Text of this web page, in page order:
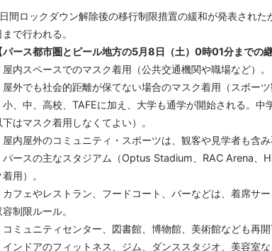
間ロックダウン解除後の移行制限措置の緩和が発表され
まで行われる。
パース都市圏とピール地方の5月8日（土）0時01分までの
屋内スペースでのマスク着用（公共交通機関や職場など）。
屋外でも社会的距離が保てない場合のマスク着用（スポーツ
小、中、高校、TAFEに加え、大学も通学が開始される。
下はマスク着用しなくてよい）。
屋内屋外のコミュニティ・スポーツは、観客や見学者も含み
パースの主なスタジアム（Optus Stadium、RAC Arena、
着用）。
カフェやレストラン、フードコート、バーなどは、着席サ
容制限ルール。
コミュニティセンター、図書館、博物館、美術館なども再
インドアのフィットネス、ジム、ダンススタジオ、美容室